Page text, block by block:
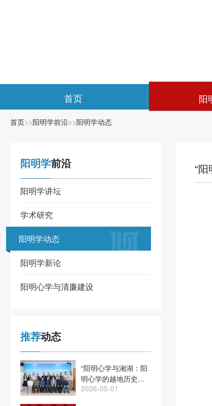
首页 阳
首页>>阳明学前沿>>阳明学动态
阳明学前沿
阳明学动态
阳明学讲坛
学术研究
阳明学动态
阳明学新论
阳明心学与清廉建设
推荐动态
“阳明心学与湘湖：阳
明心学的越地历史图
景”学术研讨会在绍
2026-05-01
“